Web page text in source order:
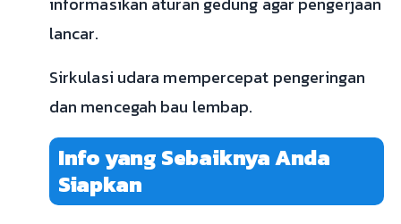
lancar.
Sirkulasi udara mempercepat pengeringan
dan mencegah bau lembap.
Info yang Sebaiknya Anda
Siapkan